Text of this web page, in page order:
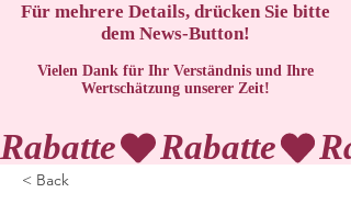
Für mehrere Details, drücken Sie bitte
dem News-Button!
Vielen Dank für Ihr Verständnis und Ihre
Wertschätzung unserer Zeit!
Rabatte
< Back